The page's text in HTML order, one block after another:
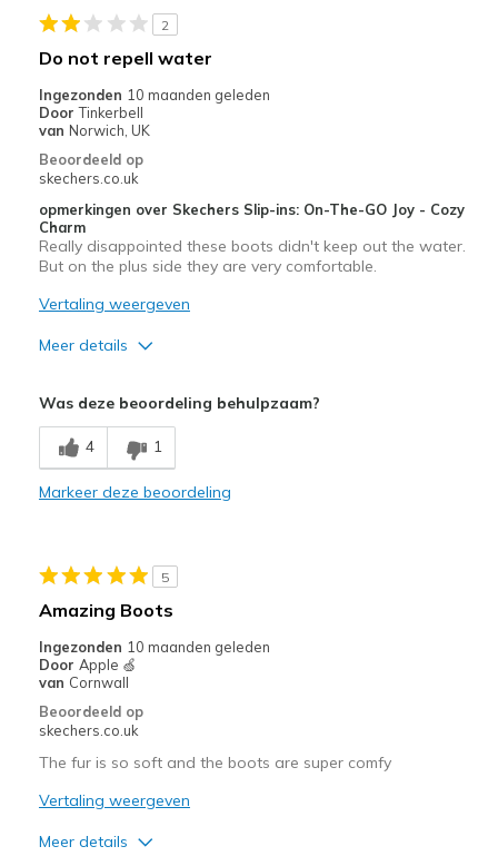
Going Out
Travel
Width
Feels true to width
Sizing
Feels true to size
View On Shoes
Shoes are for Wearing
2
Do not repell water
Ingezonden 10 maanden geleden
Door Tinkerbell
van Norwich, UK
Beoordeeld op
skechers.co.uk
opmerkingen over Skechers Slip-ins: On-The-GO Joy - Cozy
Charm
Really disappointed these boots didn't keep out the water.
But on the plus side they are very comfortable.
Vertaling weergeven
Meer details
Stylish
Was deze beoordeling behulpzaam?
4 1
Markeer deze beoordeling
5
Amazing Boots
Ingezonden 10 maanden geleden
Door Apple 🍏
van Cornwall
Beoordeeld op
skechers.co.uk
The fur is so soft and the boots are super comfy
Vertaling weergeven
Meer details